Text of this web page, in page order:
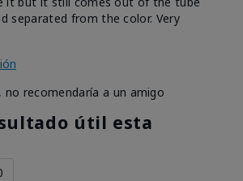
separated from the color. Very
no recomendaría a un amigo
útil esta